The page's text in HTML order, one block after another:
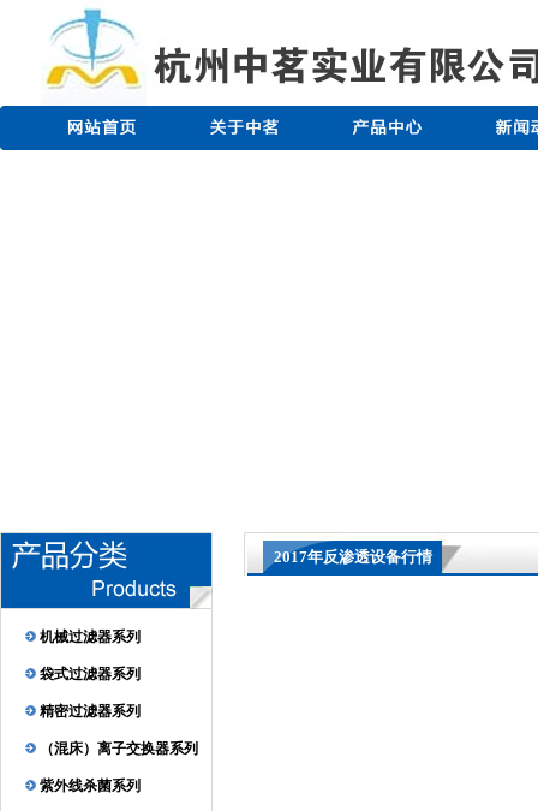
机械过滤器系列
袋式过滤器系列
精密过滤器系列
（混床）离子交换器系列
紫外线杀菌系列
2017年反渗透设备行情